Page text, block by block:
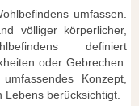
umfassen.
völliger körperlicher,
definiert
o‬der Gebrechen.
Konzept,
berücksichtigt.